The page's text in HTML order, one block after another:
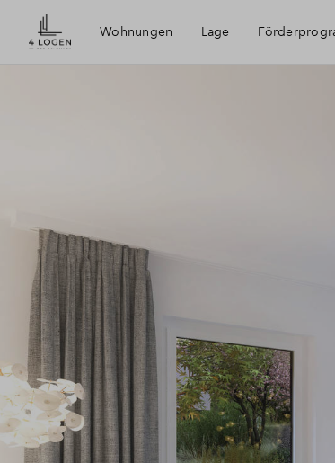
Wohnungen Lage